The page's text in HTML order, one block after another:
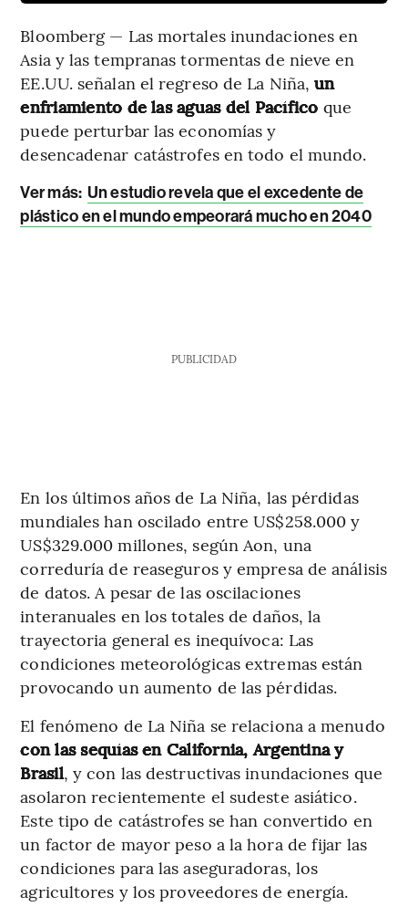
Bloomberg — Las mortales inundaciones en
Asia y las tempranas tormentas de nieve en
EE.UU. señalan el regreso de La Niña,un
enfriamiento de las aguas del Pacífico que
puede perturbar las economías y
desencadenar catástrofes en todo el mundo.
Ver más: Un estudio revela que el excedente de
plástico en el mundo empeorará mucho en 2040
PUBLICIDAD
En los últimos años de La Niña, las pérdidas
mundiales han oscilado entre US$258.000 y
US$329.000 millones, según Aon, una
correduría de reaseguros y empresa de análisis
de datos. A pesar de las oscilaciones
interanuales en los totales de daños, la
trayectoria general es inequívoca: Las
condiciones meteorológicas extremas están
provocando un aumento de las pérdidas.
El fenómeno de La Niña se relaciona a menudo
con las sequías en California, Argentina y
Brasil, y con las destructivas inundaciones que
asolaron recientemente el sudeste asiático.
Este tipo de catástrofes se han convertido en
un factor de mayor peso a la hora de fijar las
condiciones para las aseguradoras, los
agricultores y los proveedores de energía.